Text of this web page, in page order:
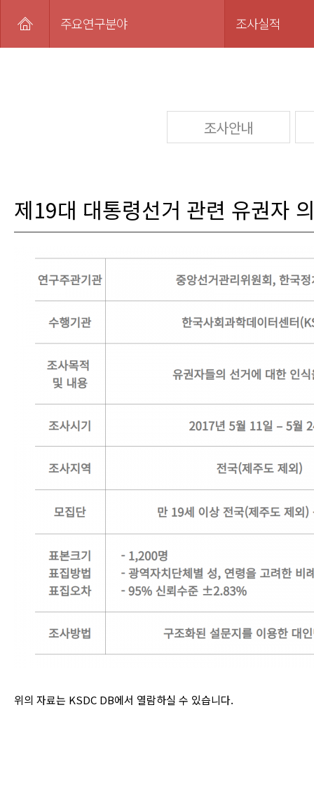
주요연구분야 조사실적
조사안내
제19대 대통령선거 관련 유권자
위의 자료는 KSDC DB에서 열람하실 수 있습니다.